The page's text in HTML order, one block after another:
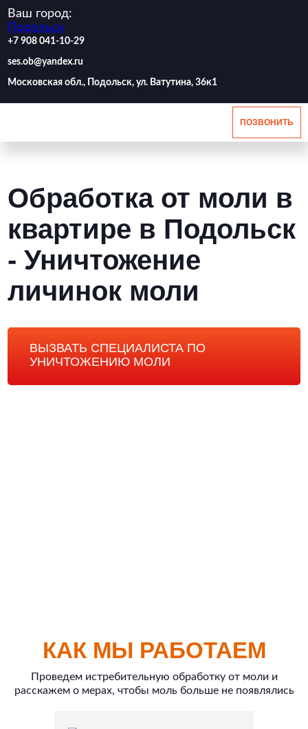
Ваш город:
Подольск
‪+7 908 041-10-29
ses.ob@yandex.ru
Московская обл., Подольск, ул. Ватутина, 36к1
ПОЗВОНИТЬ
Обработка от моли в
квартире в Подольск
- Уничтожение
личинок моли
ВЫЗВАТЬ СПЕЦИАЛИСТА ПО
УНИЧТОЖЕНИЮ МОЛИ
КАК МЫ РАБОТАЕМ
Проведем истребительную обработку от моли и
расскажем о мерах, чтобы моль больше не появлялись